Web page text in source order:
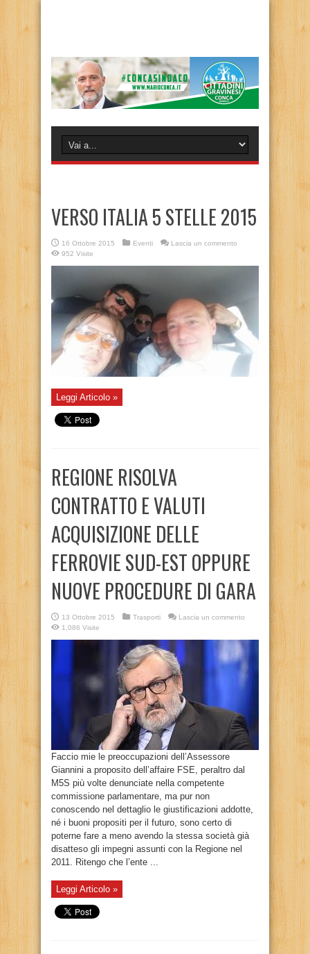
VERSO ITALIA 5 STELLE 2015
16 Ottobre 2015 Eventi
Lascia un commento
952 Visite
Leggi Articolo »
REGIONE RISOLVA
CONTRATTO E VALUTI
ACQUISIZIONE DELLE
FERROVIE SUD-EST OPPURE
NUOVE PROCEDURE DI GARA
13 Ottobre 2015 Trasporti
Lascia un commento
1,086 Visite
Faccio mie le preoccupazioni dell’Assessore
Giannini a proposito dell’affaire FSE, peraltro dal
M5S più volte denunciate nella competente
commissione parlamentare, ma pur non
conoscendo nel dettaglio le giustificazioni addotte,
né i buoni propositi per il futuro, sono certo di
poterne fare a meno avendo la stessa società già
disatteso gli impegni assunti con la Regione nel
2011. Ritengo che l’ente ...
Leggi Articolo »